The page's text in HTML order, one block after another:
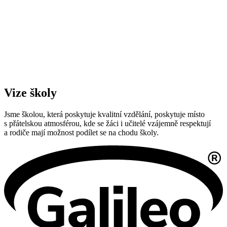
Vize školy
Jsme školou, která poskytuje kvalitní vzdělání, poskytuje místo
s přátelskou atmosférou, kde se žáci i učitelé vzájemně respektují
a rodiče mají možnost podílet se na chodu školy.